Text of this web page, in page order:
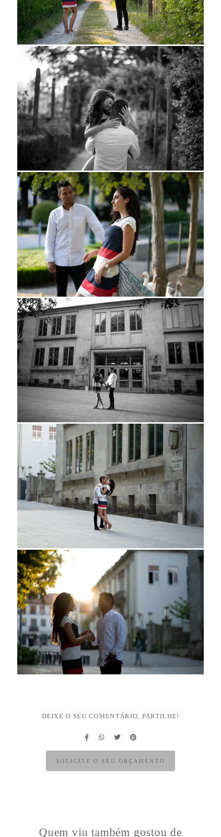
DEIXE O SEU COMENTÁRIO, PARTILHE!
SOLICITE O SEU ORÇAMENTO
Quem viu também gostou de